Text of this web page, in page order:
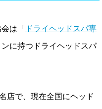
は「 ドライヘッドスパ専
ンに持つドライヘッドスパ
店で、現在全国にヘッド